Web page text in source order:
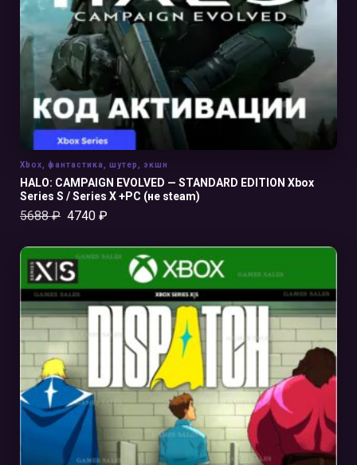
HALO: CAMPAIGN EVOLVED — STANDARD EDITION Xbox
Series S / Series X +PC (не steam)
5688₽ 4740 ₽
Xbox фантастика шутер экшн
В КОРЗИНУ